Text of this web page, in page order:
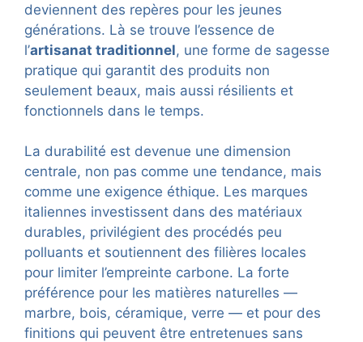
deviennent des repères pour les jeunes
générations. Là se trouve l’essence de
l’artisanat traditionnel, une forme de sagesse
pratique qui garantit des produits non
seulement beaux, mais aussi résilients et
fonctionnels dans le temps.
La durabilité est devenue une dimension
centrale, non pas comme une tendance, mais
comme une exigence éthique. Les marques
italiennes investissent dans des matériaux
durables, privilégient des procédés peu
polluants et soutiennent des filières locales
pour limiter l’empreinte carbone. La forte
préférence pour les matières naturelles —
marbre, bois, céramique, verre — et pour des
finitions qui peuvent être entretenues sans